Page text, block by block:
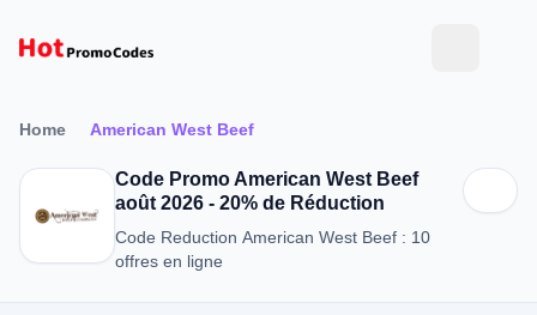
Home American West Beef
Code Promo American West Beef
août 2026 - 20% de Réduction
Code Reduction American West Beef : 10
offres en ligne